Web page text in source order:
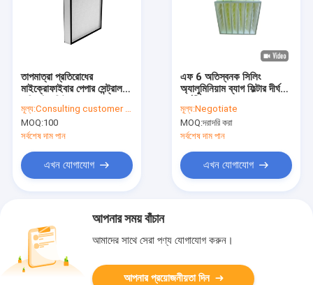
তাপমাত্রা প্রতিরোধের
মাইক্রোফাইবার পেপার সেন্ট্রাল
মূল্য:Consulting customer service
MOQ:100
সর্বশেষ দাম পান
এখন যোগাযোগ
এফ 6 অতিস্বনক সিলিং
অ্যালুমিনিয়াম ব্যাগ ফিল্টার দীর্ঘ
মূল্য:Negotiate
MOQ:দরাদরি করা
সর্বশেষ দাম পান
এখন যোগাযোগ
আপনার সময় বাঁচান
আমাদের সাথে সেরা পণ্য যোগাযোগ করুন।
আপনার প্রয়োজনীয়তা দিন